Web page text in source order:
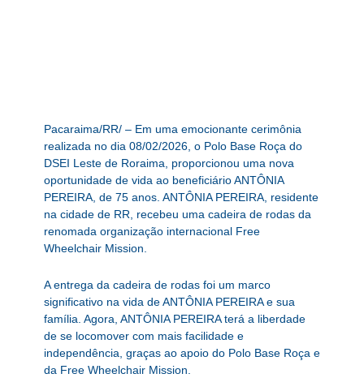
Pacaraima/RR/ – Em uma emocionante cerimônia
realizada no dia 08/02/2026, o Polo Base Roça do
DSEI Leste de Roraima, proporcionou uma nova
oportunidade de vida ao beneficiário ANTÔNIA
PEREIRA, de 75 anos. ANTÔNIA PEREIRA, residente
na cidade de RR, recebeu uma cadeira de rodas da
renomada organização internacional Free
Wheelchair Mission.
A entrega da cadeira de rodas foi um marco
significativo na vida de ANTÔNIA PEREIRA e sua
família. Agora, ANTÔNIA PEREIRA terá a liberdade
de se locomover com mais facilidade e
independência, graças ao apoio do Polo Base Roça e
da Free Wheelchair Mission.